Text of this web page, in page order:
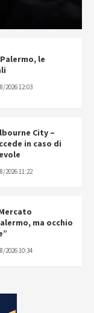
le
2026 12:03
City –
in caso di
2026 11:22
ma occhio
2026 10:34